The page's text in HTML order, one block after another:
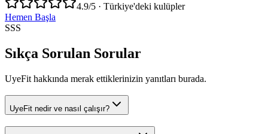
4.9/5 · Türkiye'deki kulüpler
Hemen Başla
SSS
Sıkça Sorulan Sorular
UyeFit hakkında merak ettiklerinizin yanıtları burada.
UyeFit nedir ve nasıl çalışır?